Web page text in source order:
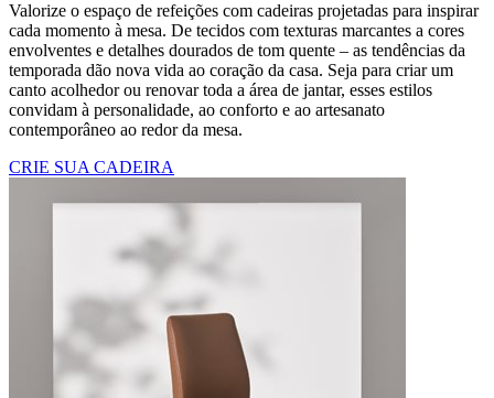
Valorize o espaço de refeições com cadeiras projetadas para inspirar
cada momento à mesa. De tecidos com texturas marcantes a cores
envolventes e detalhes dourados de tom quente – as tendências da
temporada dão nova vida ao coração da casa. Seja para criar um
canto acolhedor ou renovar toda a área de jantar, esses estilos
convidam à personalidade, ao conforto e ao artesanato
contemporâneo ao redor da mesa.
CRIE SUA CADEIRA